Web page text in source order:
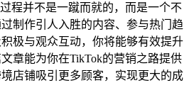
程并不是一蹴而就的，而是一个不
制作引人入胜的内容、参与热门趋
极与观众互动，你将能够有效提升
章能为你在TikTok的营销之路提供
店铺吸引更多顾客，实现更大的成